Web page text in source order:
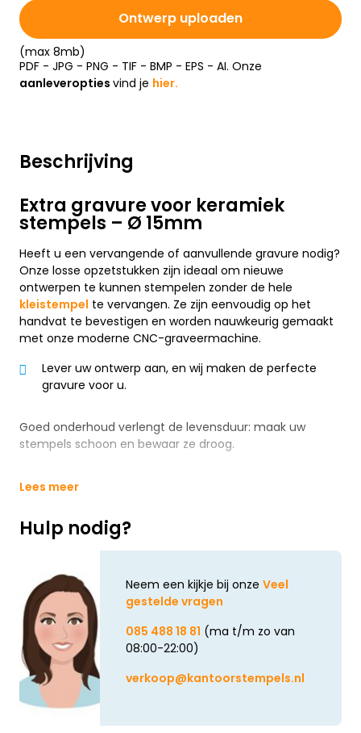
Beschrijving
Extra gravure voor keramiek
stempels – Ø 15mm
Heeft u een vervangende of aanvullende gravure nodig?
Onze losse opzetstukken zijn ideaal om nieuwe
ontwerpen te kunnen stempelen zonder de hele
kleistempel te vervangen. Ze zijn eenvoudig op het
handvat te bevestigen en worden nauwkeurig gemaakt
met onze moderne CNC-graveermachine.
Lever uw ontwerp aan, en wij maken de perfecte
gravure voor u.
Goed onderhoud verlengt de levensduur: maak uw
stempels schoon en bewaar ze droog.
Lees meer
Hulp nodig?
Neem een kijkje bij onze Veel
gestelde vragen
085 488 18 81 (ma t/m zo van
08:00-22:00)
verkoop@kantoorstempels.nl
Ontwerp uploaden
(max 8mb)
PDF - JPG - PNG - TIF - BMP - EPS - AI. Onze
aanleveropties vind je hier.